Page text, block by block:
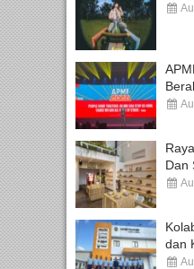
Dan
dan